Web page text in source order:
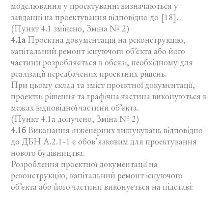
моделювання у проектуванні визначаються у
завданні на проектування відповідно до [18].
(Пункт 4.1 змінено, Зміна № 2)
4.1а Проектна документація на реконструкцію,
капітальний ремонт існуючого об’єкта або його
частини розробляється в обсязі, необхідному для
реалізації передбачених проектних рішень.
При цьому склад та зміст проектної документації,
проектні рішення та графічна частина виконуються в
межах відповідної частини об’єкта.
(Пункт 4.1а долучено, Зміна № 2)
4.1б Виконання інженерних вишукувань відповідно
до ДБН А.2.1-1 є обов’язковим для проектування
нового будівництва.
Розроблення проектної документації на
реконструкцію, капітальний ремонт існуючого
об’єкта або його частини виконується на підставі: